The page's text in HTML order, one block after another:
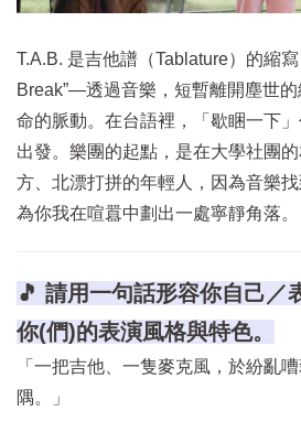
T.A.B. 是吉他譜（Tablature）的縮
Break”—透過音樂，短暫離開塵世
命的脈動。在台語裡，「歇睏一下
出發。樂團的起點，是在大學社團
方、北漂打拼的年輕人，因為音樂
為你我在喧囂中劃出一處寧靜角落。
🎵 請用一句話形容你自己／
你(們)的表演風格與特色。
「一把吉他、一隻麥克風，於紛亂
隅。」